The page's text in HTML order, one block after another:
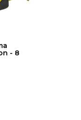
- 8